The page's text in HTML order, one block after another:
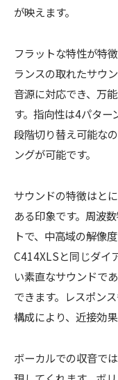
が映えます。
フラットな特性が特
ランスの取れたサウ
音源に対応でき、万
す。指向性は4パター
段階切り替え可能な
ングが可能です。
サウンドの特徴はと
ある印象です。周波
トで、中高域の解像
C414XLSと同じダイ
い素直なサウンドで
できます。レスポン
構成により、近接効
ボーカルでの収音で